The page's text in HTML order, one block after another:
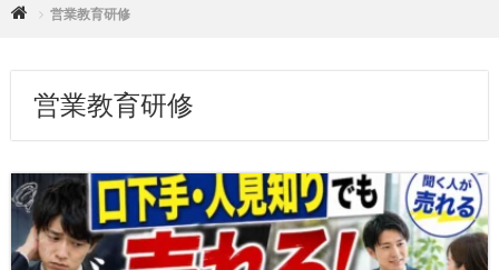
営業教育研修
営業教育研修